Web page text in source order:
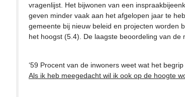
vragenlijst. Het bijwonen van een
geven minder vaak aan het afgelopen jaar te
gemeente bij nieuw beleid en projecten worden
het hoogst (5.4). De laagste beoordeling van
‘59 Procent van de inwoners weet wat het
Als ik heb meegedacht wil ik ook op de hoogte